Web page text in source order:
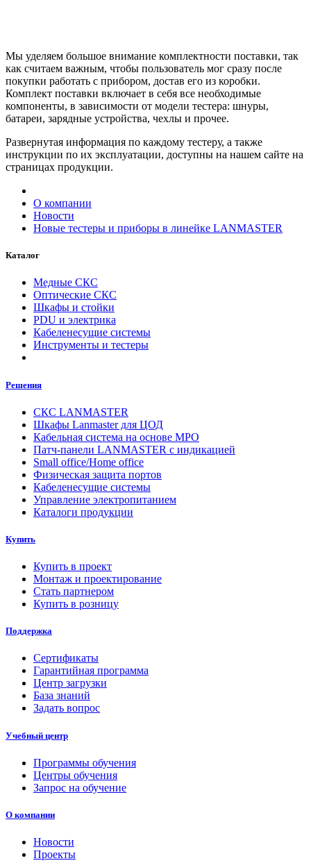
Мы уделяем большое внимание комплектности поставки, так
как считаем важным, чтобы пользователь мог сразу после
покупки работать с прибором, достав его из коробки.
Комплект поставки включает в себя все необходимые
компоненты, в зависимости от модели тестера: шнуры,
батареи, зарядные устройства, чехлы и прочее.
Развернутая информация по каждому тестеру, а также
инструкции по их эксплуатации, доступны на нашем сайте на
страницах продукции.
О компании
Новости
Новые тестеры и приборы в линейке LANMASTER
Каталог
Медные СКС
Оптические СКС
Шкафы и стойки
PDU и электрика
Кабеленесущие системы
Инструменты и тестеры
Решения
СКС LANMASTER
Шкафы Lanmaster для ЦОД
Кабельная система на основе MPO
Патч-панели LANMASTER с индикацией
Small office/Home office
Физическая защита портов
Кабеленесущие системы
Управление электропитанием
Каталоги продукции
Купить
Купить в проект
Монтаж и проектирование
Стать партнером
Купить в розницу
Поддержка
Сертификаты
Гарантийная программа
Центр загрузки
База знаний
Задать вопрос
Учебный центр
Программы обучения
Центры обучения
Запрос на обучение
О компании
Новости
Проекты